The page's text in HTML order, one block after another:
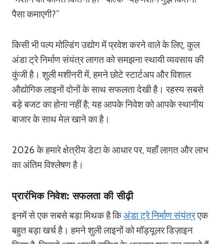
पैसा कमाएगी?”
किसी भी पल्प मोल्डिंग उद्योग में प्रवेश करने वाले के लिए, कुल
अंडा ट्रे निर्माण संयंत्र लागत को समझना स्थायी व्यवसाय की
कुंजी है। शुली मशीनरी में, हमने छोटे स्टार्टअप और विशाल
औद्योगिक लाइनों दोनों के साथ सफलता देखी है। रहस्य सबसे
बड़े बजट का होना नहीं है; यह आपके निवेश को आपके स्थानीय
बाजार के साथ मेल खाने का है।
2026 के हमारे क्षेत्रीय डेटा के आधार पर, यहाँ लागत और लाभ
का अंतिम विश्लेषण है।
प्रारंभिक निवेश: सफलता की सीढ़ी
इनमें से एक सबसे बड़ा मिथक है किअंडा ट्रे निर्माण संयंत्रएक
बहुत बड़ा खर्च है। हमने शुली लाइनों को मॉड्यूलर डिज़ाइन